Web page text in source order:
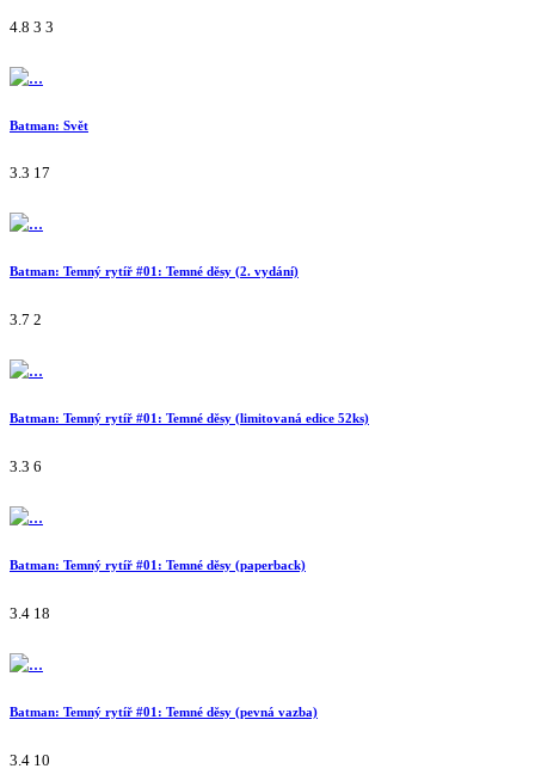
4.8 3 3
Batman: Svět
3.3 17
Batman: Temný rytíř #01: Temné děsy (2. vydání)
3.7 2
Batman: Temný rytíř #01: Temné děsy (limitovaná edice 52ks)
3.3 6
Batman: Temný rytíř #01: Temné děsy (paperback)
3.4 18
Batman: Temný rytíř #01: Temné děsy (pevná vazba)
3.4 10